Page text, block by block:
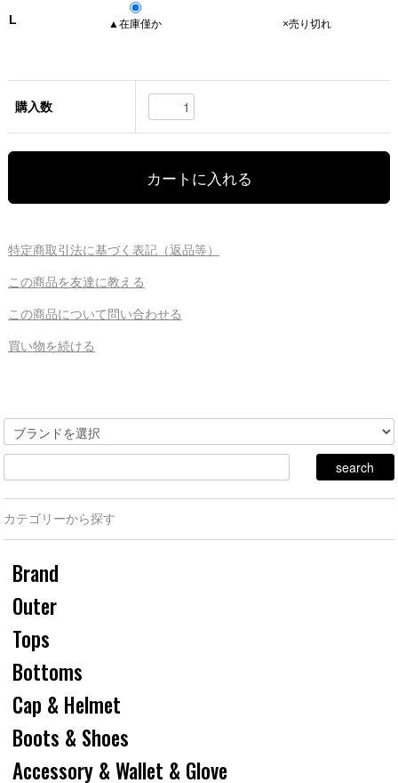
L ▲在庫僅か ×売り切れ
購入数
特定商取引法に基づく表記（返品等）
この商品を友達に教える
この商品について問い合わせる
買い物を続ける
カテゴリーから探す
Brand
Outer
Tops
Bottoms
Cap & Helmet
Boots & Shoes
Accessory & Wallet & Glove